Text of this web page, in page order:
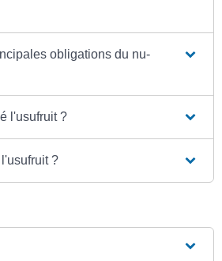
obligations du nu-
l'usufruit ?
?